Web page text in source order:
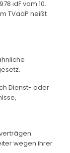
idF vom 10.
TVaäP heißt
Dienst- oder
wegen ihrer